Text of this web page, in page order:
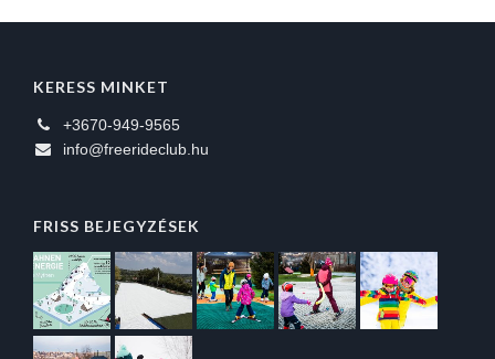
KERESS MINKET
+3670-949-9565
info@freerideclub.hu
FRISS BEJEGYZÉSEK